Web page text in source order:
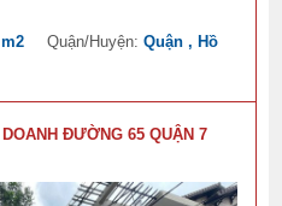
Quận/Huyện:Quận , Hồ
ĐƯỜNG 65 QUẬN 7